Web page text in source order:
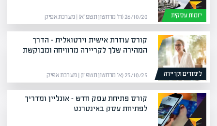
יזמות עסקית 26/10/20 (ח׳ מרחשון תשפ״א) | מערכת אפיק
לימודים וקריירה
קורס עוזרת אישית וירטואלית – הדרך
המהירה שלך לקריירה מרוויחה ומבוקשת
23/10/25 (א׳ מרחשון תשפ״ו) | מערכת אפיק
קורס פתיחת עסק חדש – אונליין ומדריך
לפתיחת עסק באינטרנט